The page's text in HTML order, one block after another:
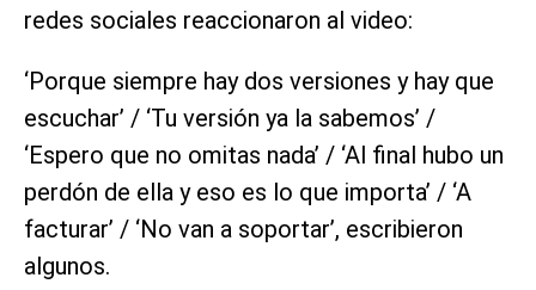
redes sociales reaccionaron al video:
‘Porque siempre hay dos versiones y hay que
escuchar’ / ‘Tu versión ya la sabemos’ /
‘Espero que no omitas nada’ / ‘Al final hubo un
perdón de ella y eso es lo que importa’ / ‘A
facturar’ / ‘No van a soportar’, escribieron
algunos.